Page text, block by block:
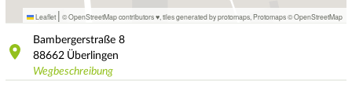
Leaflet | © OpenStreetMap contributors ♥, tiles generated by protomaps Protomaps©OpenStreetMap
Bambergerstraße 8
88662 Überlingen
Wegbeschreibung